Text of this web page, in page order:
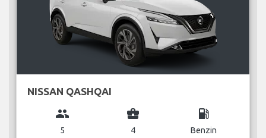
NISSAN QASHQAI
group
5
business_center
4
local_gas_station
Benzin